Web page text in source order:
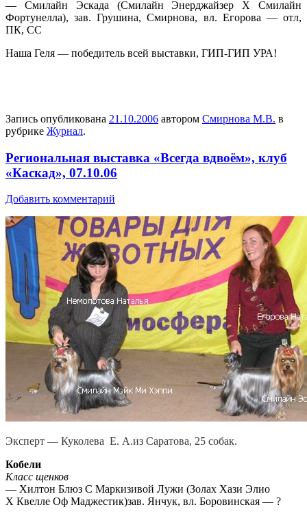
— Смилайн Эскада (Смилайн Энерджайзер Х Смилайн
Фортунелла), зав. Грушина, Смирнова, вл. Егорова — отл,
ПК, СС
Наша Геля — победитель всей выставки, ГИП-ГИП УРА!
Запись опубликована 21.10.2006 автором Смирнова М.В. в
рубрике Журнал.
Региональная выставка «Всегда вдвоём», клуб
«Каскад», 07.10.06
Добавить комментарий
Эксперт — Куколева Е. А.из Саратова, 25 собак.
Кобели
Класс щенков
— Хилтон Блюз С Маркизивой Лужи (Золах Хази Элио
Х Квелле Оф Маджестик)зав. Янчук, вл. Боровинская — ?